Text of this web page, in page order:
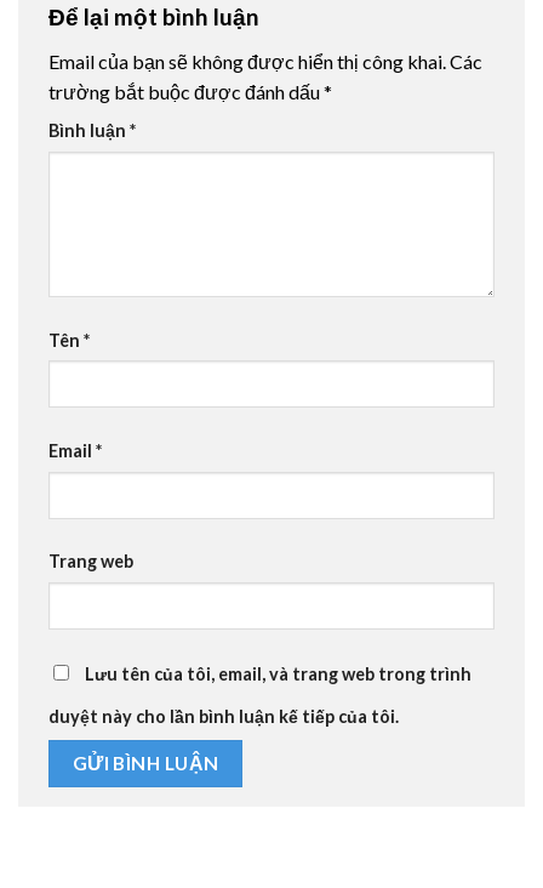
Để lại một bình luận
Email của bạn sẽ không được hiển thị công khai.Các
trường bắt buộc được đánh dấu*
Bình luận *
Tên *
Email *
Trang web
Lưu tên của tôi, email, và trang web trong trình
duyệt này cho lần bình luận kế tiếp của tôi.